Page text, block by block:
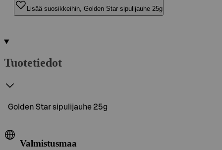
Lisää suosikkeihin, Golden Star sipulijauhe 25g
Tuotetiedot
Golden Star sipulijauhe 25g
Valmistusmaa